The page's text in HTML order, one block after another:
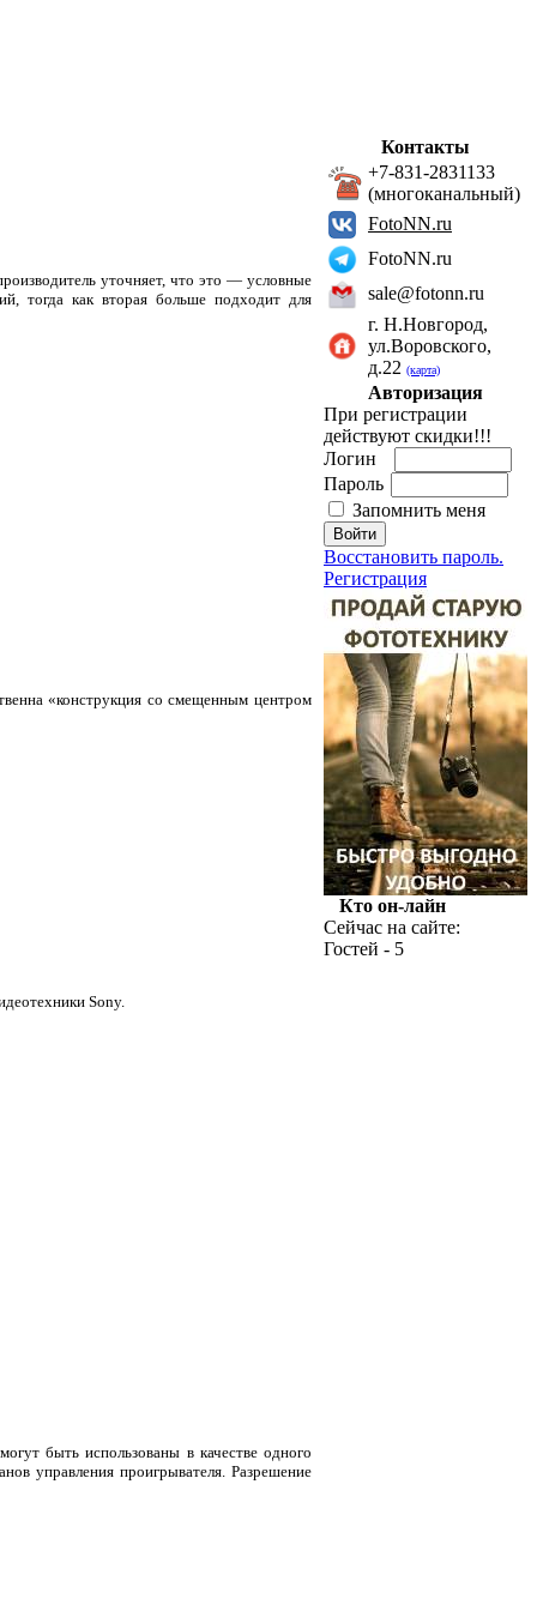
уточняет, что это — условные
тогда как вторая больше подходит для
«конструкция со смещенным центром
Sony.
быть использованы в качестве одного
управления проигрывателя. Разрешение
Контакты
+7-831-2831133
(многоканальный)
FotoNN.ru
FotoNN.ru
sale@fotonn.ru
г. Н.Новгород,
ул.Воровского,
д.22 (карта)
Авторизация
При регистрации
действуют скидки!!!
Логин
Пароль
Запомнить меня
Восстановить пароль.
Регистрация
Кто он-лайн
Сейчас на сайте:
Гостей - 5